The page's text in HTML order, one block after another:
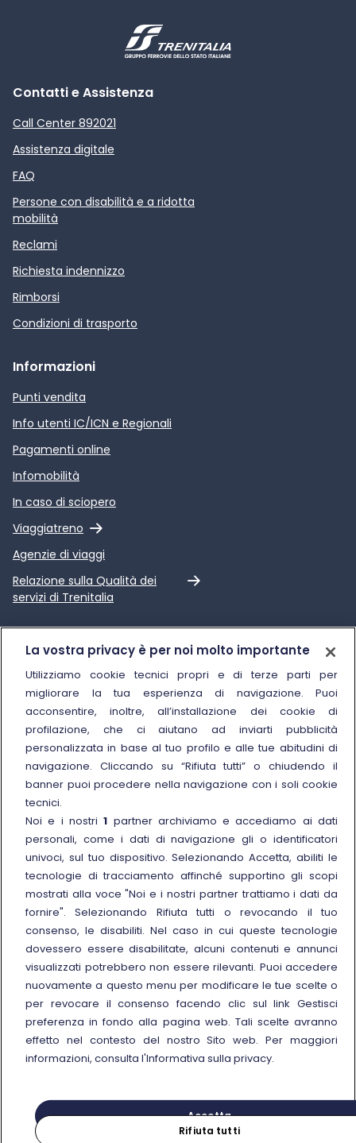
Contatti e Assistenza
Call Center 892021
Assistenza digitale
FAQ
Persone con disabilità e a ridotta
mobilità
Reclami
Richiesta indennizzo
Rimborsi
Condizioni di trasporto
Informazioni
Punti vendita
Info utenti IC/ICN e Regionali
Pagamenti online
Infomobilità
In caso di sciopero
Viaggiatreno
Link esterno
Agenzie di viaggi
Relazione sulla Qualità dei
servizi di Trenitalia
Link esterno
Chi siamo
Sostenibilità
Trenitalia for Business
Manuale di Conservazione
Link esterno
Carriere
Link esterno
La Freccia Mag
Link esterno
Noleggia un treno charter
Viaggi di gruppo
Seguici sui social
© Gruppo FS Italiane 2025
Note legali
Protezione dati personali
Accessibilità
Informativa sui cookies
Gestisci preferenza
La vostra privacy è per noi molto importante
Utilizziamo cookie tecnici propri e di terze parti per
migliorare la tua esperienza di navigazione. Puoi
acconsentire, inoltre, all’installazione dei cookie di
profilazione, che ci aiutano ad inviarti pubblicità
personalizzata in base al tuo profilo e alle tue abitudini di
navigazione. Cliccando su “Rifiuta tutti” o chiudendo il
banner puoi procedere nella navigazione con i soli cookie
tecnici.
Noi e i nostri1 partner archiviamo e accediamo ai dati
personali, come i dati di navigazione gli o identificatori
univoci, sul tuo dispositivo. Selezionando Accetta, abiliti le
tecnologie di tracciamento affinché supportino gli scopi
mostrati alla voce "Noi e i nostri partner trattiamo i dati da
fornire". Selezionando Rifiuta tutti o revocando il tuo
consenso, le disabiliti. Nel caso in cui queste tecnologie
dovessero essere disabilitate, alcuni contenuti e annunci
visualizzati potrebbero non essere rilevanti. Puoi accedere
nuovamente a questo menu per modificare le tue scelte o
per revocare il consenso facendo clic sul link Gestisci
preferenza in fondo alla pagina web. Tali scelte avranno
effetto nel contesto del nostro Sito web. Per maggiori
informazioni, consulta l'Informativa sulla privacy.
Accetta
Rifiuta tutti